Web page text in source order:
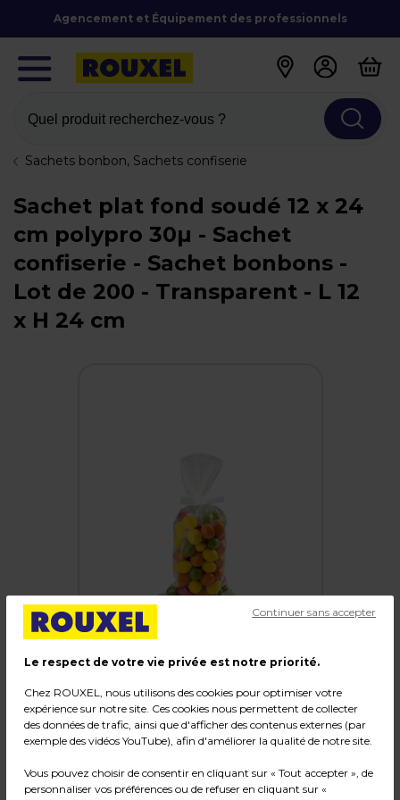
Agencement et Équipement des professionnels
Quel produit recherchez-vous ?
Sachets bonbon, Sachets confiserie
Sachet plat fond soudé 12 x 24
cm polypro 30µ - Sachet
confiserie - Sachet bonbons -
Lot de 200 - Transparent - L 12
x H 24 cm
Sachet plat fond soudé 12 x 24 cm polypro 30µ
- Sachet confiserie - Sachet bonbons - Lot de
200
Code :204045
Couleur : Transparent
Le respect de votre vie privée est notre priorité.
Chez ROUXEL, nous utilisons des cookies pour optimiser votre
expérience sur notre site. Ces cookies nous permettent de collecter
des données de trafic, ainsi que d'afficher des contenus externes (par
exemple des vidéos YouTube), afin d'améliorer la qualité de notre site.
Vous pouvez choisir de consentir en cliquant sur « Tout accepter », de
personnaliser vos préférences ou de refuser en cliquant sur «
Continuer sans accepter